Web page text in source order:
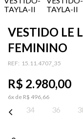
10%
VESTIDO LE
FEMININO
: 15.11.4707_35
R$ 2.980,00
6x de R$ 496,66
34 36